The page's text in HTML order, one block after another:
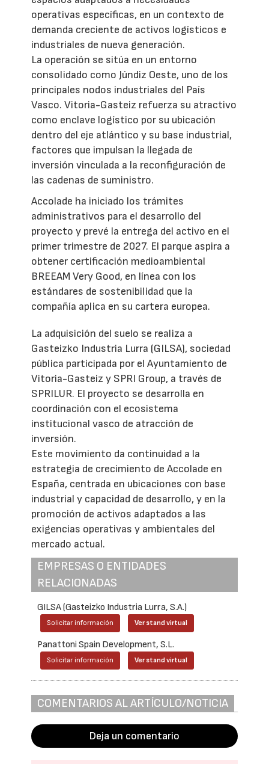
operativas específicas, en un contexto de
demanda creciente de activos logísticos e
industriales de nueva generación.
La operación se sitúa en un entorno
consolidado como Júndiz Oeste, uno de los
principales nodos industriales del País
Vasco. Vitoria-Gasteiz refuerza su atractivo
como enclave logístico por su ubicación
dentro del eje atlántico y su base industrial,
factores que impulsan la llegada de
inversión vinculada a la reconfiguración de
las cadenas de suministro.
Accolade ha iniciado los trámites
administrativos para el desarrollo del
proyecto y prevé la entrega del activo en el
primer trimestre de 2027. El parque aspira a
obtener certificación medioambiental
BREEAM Very Good, en línea con los
estándares de sostenibilidad que la
compañía aplica en su cartera europea.
La adquisición del suelo se realiza a
Gasteizko Industria Lurra (GILSA), sociedad
pública participada por el Ayuntamiento de
Vitoria-Gasteiz y SPRI Group, a través de
SPRILUR. El proyecto se desarrolla en
coordinación con el ecosistema
institucional vasco de atracción de
inversión.
Este movimiento da continuidad a la
estrategia de crecimiento de Accolade en
España, centrada en ubicaciones con base
industrial y capacidad de desarrollo, y en la
promoción de activos adaptados a las
exigencias operativas y ambientales del
mercado actual.
EMPRESAS O ENTIDADES
RELACIONADAS
GILSA (Gasteizko Industria Lurra, S.A.)
Solicitar información Ver stand virtual
Panattoni Spain Development, S.L.
Solicitar información Ver stand virtual
COMENTARIOS AL ARTÍCULO/NOTICIA
Deja un comentario